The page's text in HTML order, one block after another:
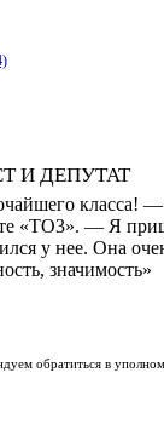
И ДЕПУТАТ
класса!
«ТО3». — Я
у нее. Она
значимость»
обратиться в